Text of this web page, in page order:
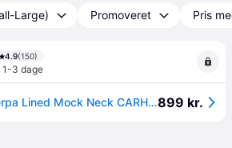
Large) Promoveret Pris
4.9(150)
1-3 dage
CARHARTT Vest Sherpa Lined Mock Neck CARHARTT® BROWN - XS899 kr.